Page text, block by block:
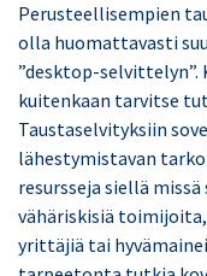
Perusteellisempien
olla huomattavasti
”desktop-selvittelyn”.
kuitenkaan tarvitse
Taustaselvityksiin
lähestymistavan
resursseja siellä
vähäriskisiä
yrittäjiä tai